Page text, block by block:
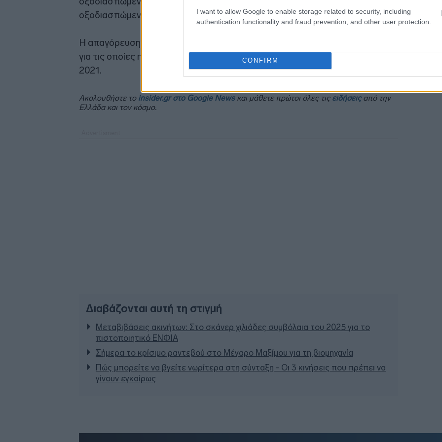
I want to allow Google to enable storage related to security, including
authentication functionality and fraud prevention, and other user protection.
CONFIRM
οξοδιασπώμενη πλαστική ύλη).
Η απαγόρευση των παραπάνω προϊόντων δεν αφορά δημόσιες συμβάσεις
για τις οποίες η διαδικασία ανάθεσης έχει ξεκινήσει πριν την 1η Φεβρουαρίου
2021.
Ακολουθήστε το insider.gr στο Google Newsκαι μάθετε πρώτοι όλες τις ειδήσειςαπό την
Ελλάδα και τον κόσμο.
Διαβάζονται αυτή τη στιγμή
Μεταβιβάσεις ακινήτων: Στο σκάνερ χιλιάδες συμβόλαια του 2025 για το
πιστοποιητικό ΕΝΦΙΑ
Σήμερα το κρίσιμο ραντεβού στο Μέγαρο Μαξίμου για τη βιομηχανία
Πώς μπορείτε να βγείτε νωρίτερα στη σύνταξη - Οι 3 κινήσεις που πρέπει να
γίνουν εγκαίρως